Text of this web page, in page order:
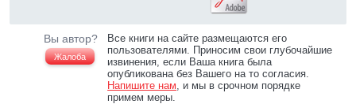
Вы автор?
Жалоба
Все книги на сайте размещаются его
пользователями. Приносим свои глубочайшие
извинения, если Ваша книга была
опубликована без Вашего на то согласия.
Напишите нам, и мы в срочном порядке
примем меры.